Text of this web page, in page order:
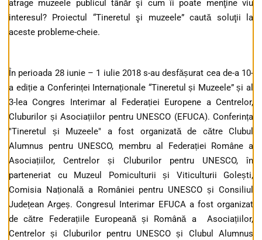
atrage muzeele publicul tânăr şi cum îi poate menţine viu
interesul? Proiectul “Tineretul şi muzeele” caută soluţii la
aceste probleme-cheie.
În perioada 28 iunie – 1 iulie 2018 s-au desfășurat cea de-a 10-
a ediție a Conferinței Internaționale “Tineretul și Muzeele” și al
3-lea Congres Interimar al Federației Europene a Centrelor,
Cluburilor și Asociațiilor pentru UNESCO (EFUCA). Conferința
"Tineretul și Muzeele" a fost organizată de către Clubul
Alumnus pentru UNESCO, membru al Federației Române a
Asociațiilor, Centrelor și Cluburilor pentru UNESCO, în
parteneriat cu Muzeul Pomiculturii și Viticulturii Golești,
Comisia Națională a României pentru UNESCO și Consiliul
Județean Argeș. Congresul Interimar EFUCA a fost organizat
de către Federațiile Europeană și Română a Asociațiilor,
Centrelor și Cluburilor pentru UNESCO și Clubul Alumnus